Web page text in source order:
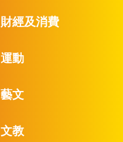
財經及消費
運動
藝文
文教